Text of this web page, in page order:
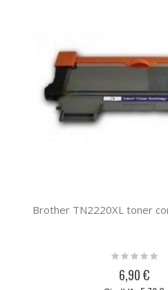
Rating:
6,90 €